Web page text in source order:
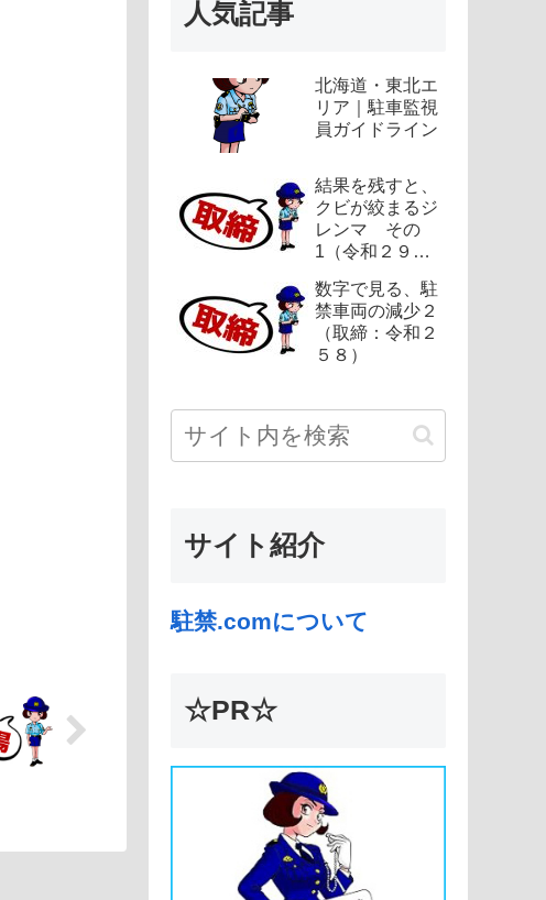
人気記事
北海道・東北エ
リア｜駐車監視
員ガイドライン
結果を残すと、
クビが絞まるジ
レンマ その
1（令和２９
数字で見る、駐
禁車両の減少２
（取締：令和２
５８）
サイト紹介
駐禁.comについて
☆PR☆